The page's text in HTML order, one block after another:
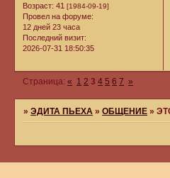
Возраст: 41 [1984-09-19]
Провел на форуме:
12 дней 23 часа
Последний визит:
2026-07-31 18:50:35
Страница:« 1 2 3 4 5 6 7 »
»ЭДИТА ПЬЕХА »ОБЩЕНИЕ »